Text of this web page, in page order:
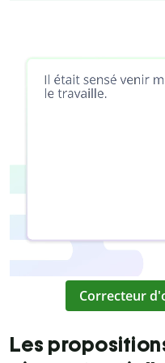
Correcteur
Les